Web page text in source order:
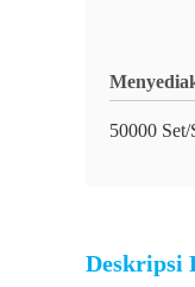
50000
Deskripsi